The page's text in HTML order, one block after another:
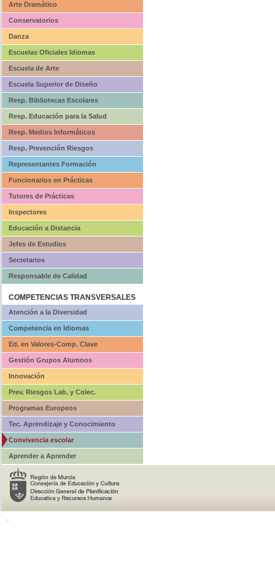
Arte Dramático
Conservatorios
Danza
Escuelas Oficiales Idiomas
Escuela de Arte
Escuela Superior de Diseño
Resp. Bibliotecas Escolares
Resp. Educación para la Salud
Resp. Medios Informáticos
Resp. Prevención Riesgos
Representantes Formación
Funcionarios en Prácticas
Tutores de Prácticas
Inspectores
Educación a Distancia
Jefes de Estudios
Secretarios
Responsable de Calidad
COMPETENCIAS TRANSVERSALES
Atención a la Diversidad
Competencia en Idiomas
Ed. en Valores-Comp. Clave
Gestión Grupos Alumnos
Innovación
Prev. Riesgos Lab. y Colec.
Programas Europeos
Tec. Aprendizaje y Conocimiento
Convivencia escolar
Aprender a Aprender
o